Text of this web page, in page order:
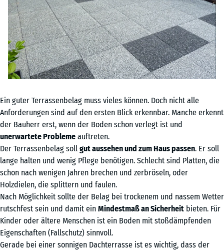
Ein guter Terrassenbelag muss vieles können. Doch nicht alle
Anforderungen sind auf den ersten Blick erkennbar. Manche erkennt
der Bauherr erst, wenn der Boden schon verlegt ist und
unerwartete Probleme auftreten.
Der Terrassenbelag soll gut aussehen und zum Haus passen. Er soll
lange halten und wenig Pflege benötigen. Schlecht sind Platten, die
schon nach wenigen Jahren brechen und zerbröseln, oder
Holzdielen, die splittern und faulen.
Nach Möglichkeit sollte der Belag bei trockenem und nassem Wetter
rutschfest sein und damit ein Mindestmaß an Sicherheit bieten. Für
Kinder oder ältere Menschen ist ein Boden mit stoßdämpfenden
Eigenschaften (Fallschutz) sinnvoll.
Gerade bei einer sonnigen Dachterrasse ist es wichtig, dass der